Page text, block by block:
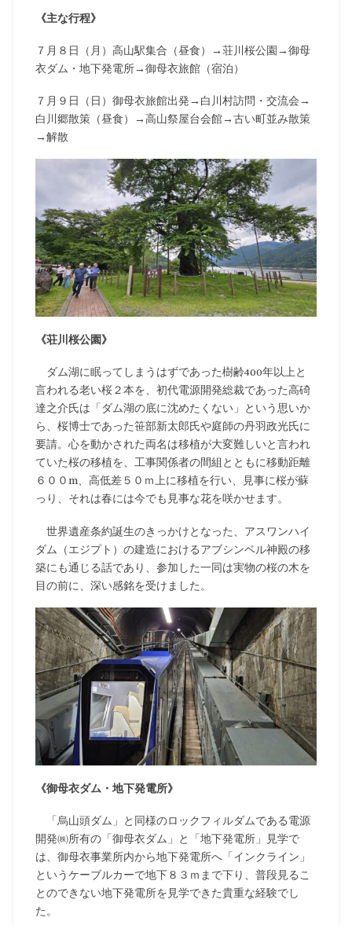
《主な行程》
７月８日（月）高山駅集合（昼食）→荘川桜公園→御母
衣ダム・地下発電所→御母衣旅館（宿泊）
７月９日（日）御母衣旅館出発→白川村訪問・交流会→
白川郷散策（昼食）→高山祭屋台会館→古い町並み散策
→解散
《荘川桜公園》
ダム湖に眠ってしまうはずであった樹齢400年以上と
言われる老い桜２本を、初代電源開発総裁であった高碕
達之介氏は「ダム湖の底に沈めたくない」という思いか
ら、桜博士であった笹部新太郎氏や庭師の丹羽政光氏に
要請。心を動かされた両名は移植が大変難しいと言われ
ていた桜の移植を、工事関係者の間組とともに移動距離
６００m、高低差５０ｍ上に移植を行い、見事に桜が蘇
っり、それは春には今でも見事な花を咲かせます。
世界遺産条約誕生のきっかけとなった、アスワンハイ
ダム（エジプト）の建造におけるアブシンベル神殿の移
築にも通じる話であり、参加した一同は実物の桜の木を
目の前に、深い感銘を受けました。
《御母衣ダム・地下発電所》
「烏山頭ダム」と同様のロックフィルダムである電源
開発㈱所有の「御母衣ダム」と「地下発電所」見学で
は、御母衣事業所内から地下発電所へ「インクライン」
というケーブルカーで地下８３ｍまで下り、普段見るこ
とのできない地下発電所を見学できた貴重な経験でし
た。